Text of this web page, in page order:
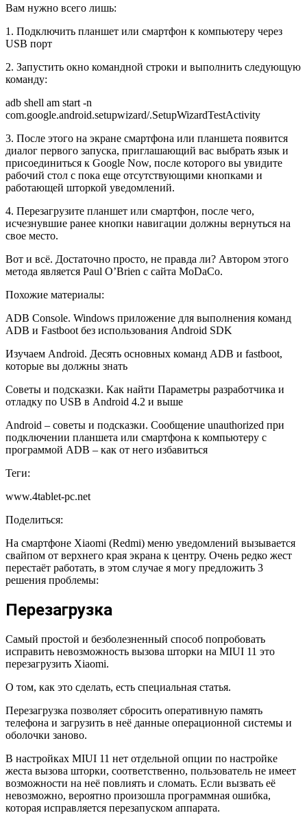
Вам нужно всего лишь:
1. Подключить планшет или смартфон к компьютеру через
USB порт
2. Запустить окно командной строки и выполнить следующую
команду:
adb shell am start -n
com.google.android.setupwizard/.SetupWizardTestActivity
3. После этого на экране смартфона или планшета появится
диалог первого запуска, приглашающий вас выбрать язык и
присоединиться к Google Now, после которого вы увидите
рабочий стол с пока еще отсутствующими кнопками и
работающей шторкой уведомлений.
4. Перезагрузите планшет или смартфон, после чего,
исчезнувшие ранее кнопки навигации должны вернуться на
свое место.
Вот и всё. Достаточно просто, не правда ли? Автором этого
метода является Paul O’Brien с сайта MoDaCo.
Похожие материалы:
ADB Console. Windows приложение для выполнения команд
ADB и Fastboot без использования Android SDK
Изучаем Android. Десять основных команд ADB и fastboot,
которые вы должны знать
Советы и подсказки. Как найти Параметры разработчика и
отладку по USB в Android 4.2 и выше
Android – советы и подсказки. Сообщение unauthorized при
подключении планшета или смартфона к компьютеру с
программой ADB – как от него избавиться
Теги:
www.4tablet-pc.net
Поделиться:
На смартфоне Xiaomi (Redmi) меню уведомлений вызывается
свайпом от верхнего края экрана к центру. Очень редко жест
перестаёт работать, в этом случае я могу предложить 3
решения проблемы:
Перезагрузка
Самый простой и безболезненный способ попробовать
исправить невозможность вызова шторки на MIUI 11 это
перезагрузить Xiaomi.
О том, как это сделать, есть специальная статья.
Перезагрузка позволяет сбросить оперативную память
телефона и загрузить в неё данные операционной системы и
оболочки заново.
В настройках MIUI 11 нет отдельной опции по настройке
жеста вызова шторки, соответственно, пользователь не имеет
возможности на неё повлиять и сломать. Если вызвать её
невозможно, вероятно произошла программная ошибка,
которая исправляется перезапуском аппарата.